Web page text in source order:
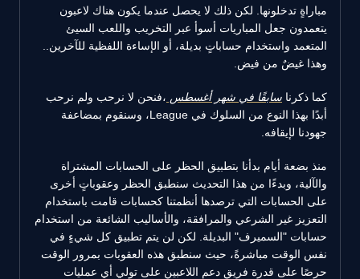
مباراةٍ تدخلونها. لكن ذلك لا يحصل عندما يكون هناك لاعبون
يتعمدون جعل المباريات أسوأ عبر التخريب واللعب السيئ
المتعمد واستخدام حساباتٍ بديلة، أو الإساءة اللفظية للآخرين..
وهذا غيضٌ من فيض.
كما ذكرنا سابقًا في شهر أغسطس ،فنحن لا نرحب ولم نرحب
أبدًا بهذا النوع من السلوك في League، وسنقوم بمضاعفة
جهودنا لإيقافه.
منذ بضعة أيام بدأنا بتطبيق الحظر على الحسابات المشتراة
والآلية، وبدءًا من هذا التحديث سنطبق الحظر وعقوباتٍ أخرى
على الحسابات التي ترصدها أنظمتنا كحسابات قامت باستخدام
التعزيز غير الشرعي والمرافقة، والأساليب الشائعة من استخدام
حسابات "السميرف" البديلة. لكن لن يتم تطبيق كل شيءٍ في
نفس الوقت مباشرةً، حيث سنطبق هذه العقوبات بمرور الوقت
حرصًا على قدرة فريق دعم اللاعبين على تولي أي عمليات